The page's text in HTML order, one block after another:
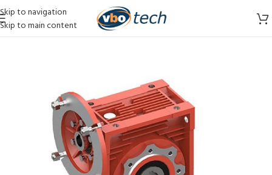
Skip to navigation
Skip to main content